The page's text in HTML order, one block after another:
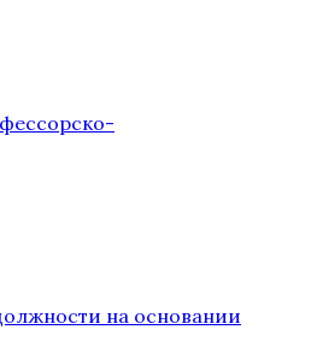
на основании